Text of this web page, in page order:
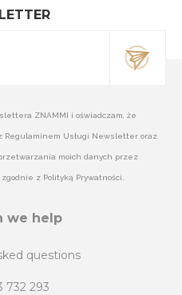
ZNAMMI i oświadczam, że
Regulaminem Usługi Newsletter oraz
moich danych przez
zgodnie z Polityką Prywatności.
we help
questions
732 293